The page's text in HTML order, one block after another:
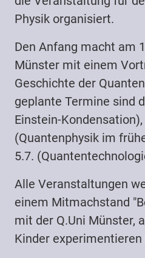
Physik organisiert.
Den Anfang macht am
Münster mit einem
Geschichte der
geplante Termine sind
Einstein-Kondensation),
(Quantenphysik im
5.7.
Alle Veranstaltungen
einem Mitmachstand
mit der Q.Uni Münster,
Kinder experimentieren